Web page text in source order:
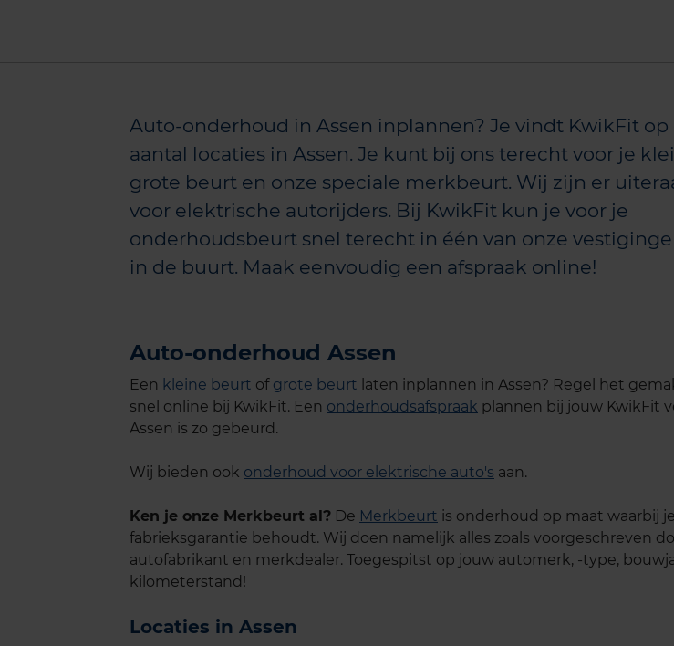
Auto-onderhoud in Assen inplannen? Je vindt KwikFit op
aantal locaties in Assen. Je kunt bij ons terecht voor je
grote beurt en onze speciale merkbeurt. Wij zijn er
voor elektrische autorijders. Bij KwikFit kun je voor je
onderhoudsbeurt snel terecht in één van onze
in de buurt. Maak eenvoudig een afspraak online!
Auto-onderhoud Assen
Een kleine beurt of grote beurt laten inplannen in Assen? Regel het
snel online bij KwikFit. Een onderhoudsafspraak plannen bij jouw KwikFit
Assen is zo gebeurd.
Wij bieden ook onderhoud voor elektrische auto's aan.
Ken je onze Merkbeurt al? De Merkbeurt is onderhoud op maat waarbij
fabrieksgarantie behoudt. Wij doen namelijk alles zoals voorgeschreven
autofabrikant en merkdealer. Toegespitst op jouw automerk, -type,
kilometerstand!
Locaties in Assen